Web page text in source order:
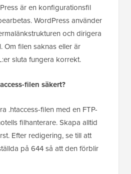
är en konfigurationsfil
WordPress använder
och dirigera
Om filen saknas eller är
sluta fungera korrekt.
filen säkert?
.htaccess-filen med en FTP-
filhanterare. Skapa alltid
Efter redigering, se till att
på 644 så att den förblir